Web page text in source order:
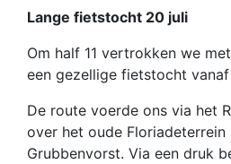
Lange fietstocht 20 juli
Om half 11 vertrokken we
een gezellige fietstocht
De route voerde ons via het
over het oude
Grubbenvorst. Via een druk